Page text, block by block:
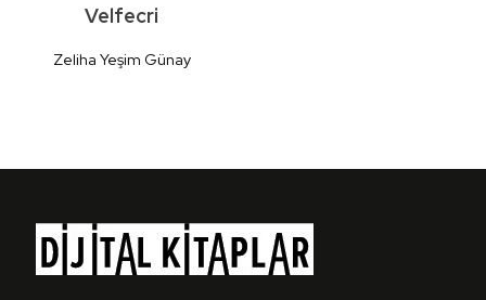
Detaylı
İncele
Velfecri
Zeliha Yeşim Günay